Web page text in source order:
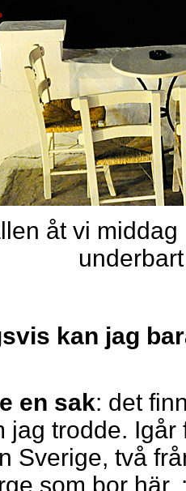
åt vi
kan jag
en sak: det
jag trodde.
Sverige, två
som bor här.